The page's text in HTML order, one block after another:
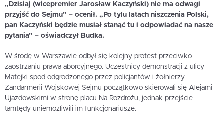
„Dzisiaj (wicepremier Jarosław Kaczyński) nie ma odwagi
przyjść do Sejmu” – ocenił. „Po tylu latach niszczenia Polski,
pan Kaczyński będzie musiał stanąć tu i odpowiadać na nasze
pytania” – oświadczył Budka.
W środę w Warszawie odbył się kolejny protest przeciwko
zaostrzaniu prawa aborcyjnego. Uczestnicy demonstracji z ulicy
Matejki spod odgrodzonego przez policjantów i żołnierzy
Żandarmerii Wojskowej Sejmu początkowo skierowali się Alejami
Ujazdowskimi w stronę placu Na Rozdrożu, jednak przejście
tamtędy uniemożliwili im funkcjonariusze.